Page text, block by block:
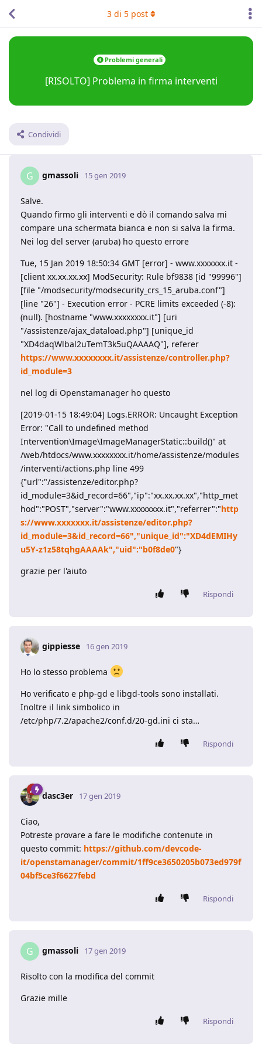
Problemi generali
[RISOLTO] Problema in firma interventi
Condividi
3di 5post
G gmassoli 15 gen 2019
Salve.
Quando firmo gli interventi e dò il comando salva mi
compare una schermata bianca e non si salva la firma.
Nei log del server (aruba) ho questo errore
Tue, 15 Jan 2019 18:50:34 GMT [error] - www.xxxxxxx.it -
[client xx.xx.xx.xx] ModSecurity: Rule bf9838 [id "99996"]
[file "/modsecurity/modsecurity_crs_15_aruba.conf"]
[line "26"] - Execution error - PCRE limits exceeded (-8):
(null). [hostname "www.xxxxxxxx.it"] [uri
"/assistenze/ajax_dataload.php"] [unique_id
"XD4daqWlbal2uTemT3k5uQAAAAQ"], referer
https://www.xxxxxxxx.it/assistenze/controller.php?
id_module=3
nel log di Openstamanager ho questo
[2019-01-15 18:49:04] Logs.ERROR: Uncaught Exception
Error: "Call to undefined method
Intervention\Image\ImageManagerStatic::build()" at
/web/htdocs/www.xxxxxxxx.it/home/assistenze/modules
/interventi/actions.php line 499
{"url":"/assistenze/editor.php?
id_module=3&id_record=66","ip":"xx.xx.xx.xx","http_met
hod":"POST","server":"www.xxxxxxxx.it","referrer":"http
s://www.xxxxxxx.it/assistenze/editor.php?
id_module=3&id_record=66","unique_id":"XD4dEMIHy
u5Y-z1z58tqhgAAAAk","uid":"b0f8de0"}
grazie per l'aiuto
Rispondi
gippiesse 16 gen 2019
Ho lo stesso problema
Ho verificato e php-gd e libgd-tools sono installati.
Inoltre il link simbolico in
/etc/php/7.2/apache2/conf.d/20-gd.ini ci sta…
Rispondi
dasc3er 17 gen 2019
Ciao,
Potreste provare a fare le modifiche contenute in
questo commit: https://github.com/devcode-
it/openstamanager/commit/1ff9ce3650205b073ed979f
04bf5ce3f6627febd
Rispondi
G gmassoli 17 gen 2019
Risolto con la modifica del commit
Grazie mille
Rispondi